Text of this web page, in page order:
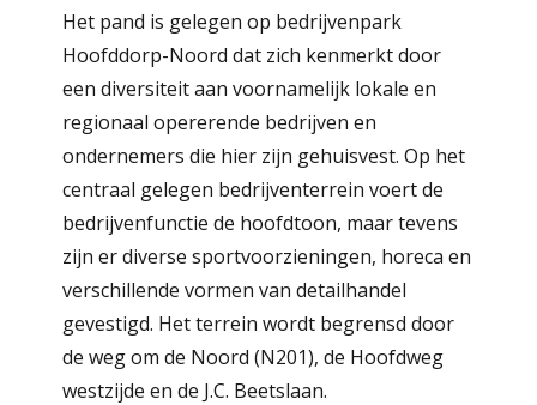
Het pand is gelegen op bedrijvenpark
Hoofddorp-Noord dat zich kenmerkt door
een diversiteit aan voornamelijk lokale en
regionaal opererende bedrijven en
ondernemers die hier zijn gehuisvest. Op het
centraal gelegen bedrijventerrein voert de
bedrijvenfunctie de hoofdtoon, maar tevens
zijn er diverse sportvoorzieningen, horeca en
verschillende vormen van detailhandel
gevestigd. Het terrein wordt begrensd door
de weg om de Noord (N201), de Hoofdweg
westzijde en de J.C. Beetslaan.